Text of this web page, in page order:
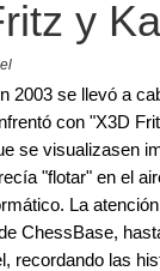
y
2003 se llevó a
con "X3D
se visualizasen
"flotar" en el
La
ChessBase,
recordando las